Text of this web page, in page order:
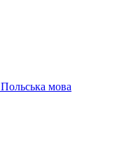
Польська мова